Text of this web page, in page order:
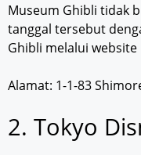
Museum Ghibli tidak
tanggal tersebut
Ghibli melalui
Alamat: 1-1-83
2. Tokyo